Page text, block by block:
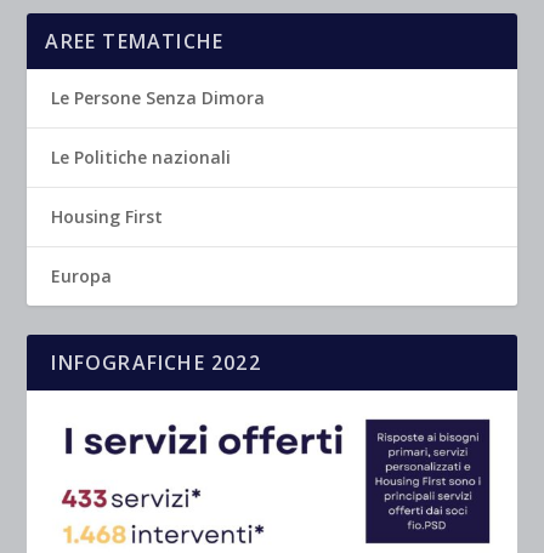
AREE TEMATICHE
Le Persone Senza Dimora
Le Politiche nazionali
Housing First
Europa
INFOGRAFICHE 2022